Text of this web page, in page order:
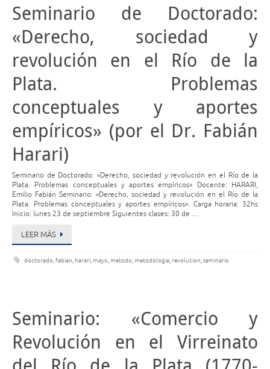
Seminario de Doctorado:
«Derecho, sociedad y
revolución en el Río de la
Plata. Problemas
conceptuales y aportes
empíricos» (por el Dr. Fabián
Harari)
Seminario de Doctorado: «Derecho, sociedad y revolución en el Río de la
Plata. Problemas conceptuales y aportes empíricos» Docente: HARARI,
Emilio Fabián Seminario: «Derecho, sociedad y revolución en el Río de la
Plata. Problemas conceptuales y aportes empíricos». Carga horaria: 32hs
Inicio: lunes 23 de septiembre Siguientes clases: 30 de …
LEER MÁS
doctorado, fabian, harari, mayo, metodo, metodologia, revolucion,seminario
Seminario: «Comercio y
Revolución en el Virreinato